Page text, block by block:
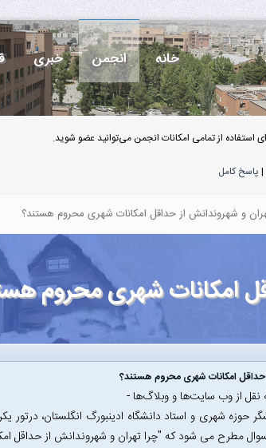
خانه انجمن خبری
از تمامی امکانات انجمن می‌توانید عضو شوید.
| پاسخ کامل
و شهروندانش از حداقل امکانات شهری محروم هستند؟
امکانات شهری محروم
حداقل امکانات شهری محروم هستند؟
از وب سایت‌ها و وبلاگ‌ها -
حوزه شهری و استاد دانشگاه ادینبورگ انگلستان، درتور
مطرح می شود که "چرا تهران و شهروندانش از حداقل